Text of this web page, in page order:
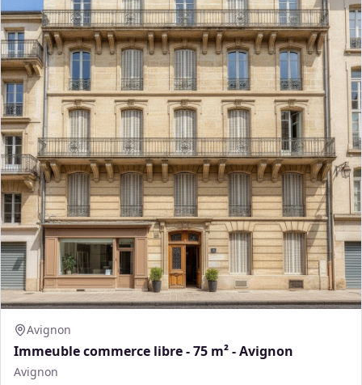
Avignon
Immeuble commerce libre - 75 m² - Avignon
Avignon